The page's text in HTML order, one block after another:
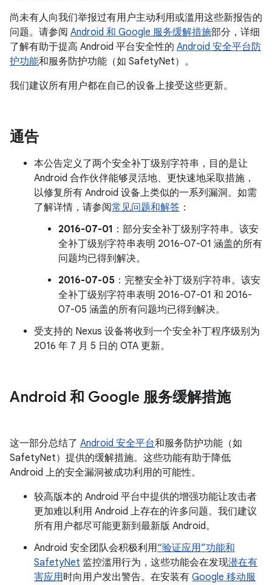
尚未有人向我们举报过有用户主动利用或滥用这些新报告的
问题。请参阅 Android 和 Google 服务缓解措施部分，详细
了解有助于提高 Android 平台安全性的 Android 安全平台防
护功能和服务防护功能（如 SafetyNet）。
我们建议所有用户都在自己的设备上接受这些更新。
通告
本公告定义了两个安全补丁级别字符串，目的是让
Android 合作伙伴能够灵活地、更快速地采取措施，
以修复所有 Android 设备上类似的一系列漏洞。如需
了解详情，请参阅常见问题和解答 ：
2016-07-01 ：部分安全补丁级别字符串。该安
全补丁级别字符串表明 2016-07-01 涵盖的所有
问题均已得到解决。
2016-07-05 ：完整安全补丁级别字符串。该安
全补丁级别字符串表明 2016-07-01 和 2016-
07-05 涵盖的所有问题均已得到解决。
受支持的 Nexus 设备将收到一个安全补丁程序级别为
2016 年 7 月 5 日的 OTA 更新。
Android 和 Google 服务缓解措施
这一部分总结了 Android 安全平台和服务防护功能（如
SafetyNet）提供的缓解措施。这些功能有助于降低
Android 上的安全漏洞被成功利用的可能性。
较高版本的 Android 平台中提供的增强功能让攻击者
更加难以利用 Android 上存在的许多问题。我们建议
所有用户都尽可能更新到最新版 Android。
Android 安全团队会积极利用“验证应用”功能和
SafetyNet 监控滥用行为，这些功能会在发现潜在有
害应用时向用户发出警告。在安装有 Google 移动服